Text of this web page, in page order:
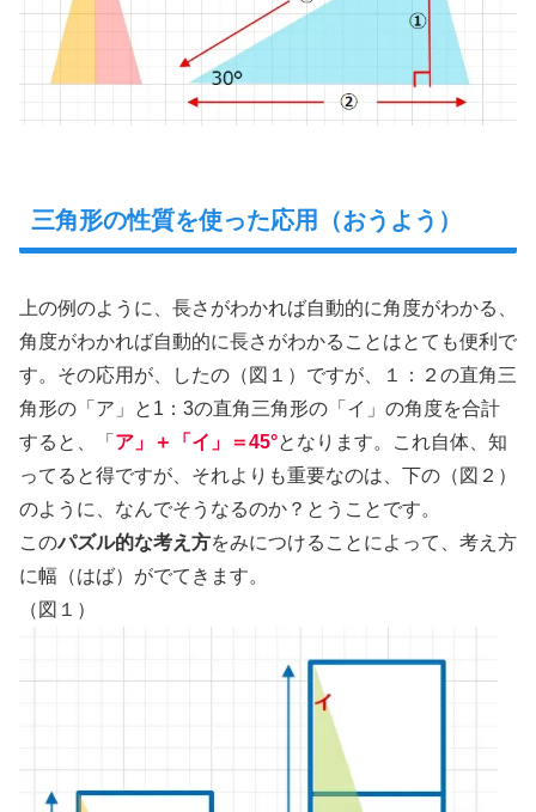
三角形の性質を使った応用（おうよう）
上の例のように、長さがわかれば自動的に角度がわかる、
角度がわかれば自動的に長さがわかることはとても便利で
す。その応用が、したの（図１）ですが、１：２の直角三
角形の「ア」と1：3の直角三角形の「イ」の角度を合計
すると、「 ア」＋「イ」＝45°となります。これ自体、知
ってると得ですが、それよりも重要なのは、下の（図２）
のように、なんでそうなるのか？とうことです。
このパズル的な考え方をみにつけることによって、考え方
に幅（はば）がでてきます。
（図１）